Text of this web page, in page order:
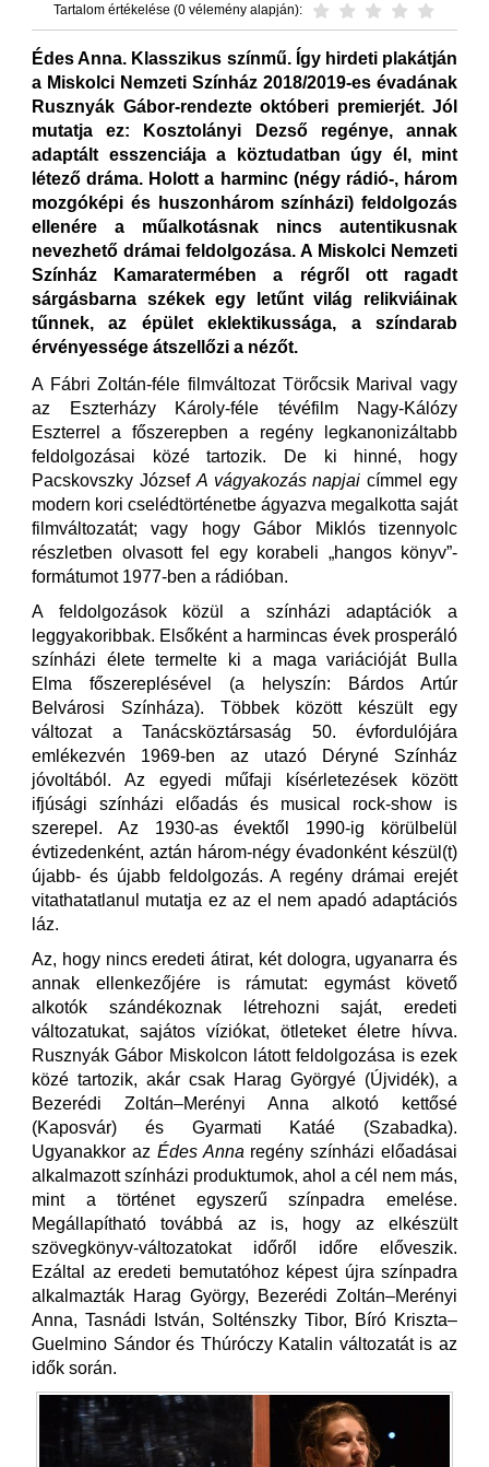
Tartalom értékelése (0 vélemény alapján):
Édes Anna. Klasszikus színmű. Így hirdeti plakátján
a Miskolci Nemzeti Színház 2018/2019-es évadának
Rusznyák Gábor-rendezte októberi premierjét. Jól
mutatja ez: Kosztolányi Dezső regénye, annak
adaptált esszenciája a köztudatban úgy él, mint
létező dráma. Holott a harminc (négy rádió-, három
mozgóképi és huszonhárom színházi) feldolgozás
ellenére a műalkotásnak nincs autentikusnak
nevezhető drámai feldolgozása. A Miskolci Nemzeti
Színház Kamaratermében a régről ott ragadt
sárgásbarna székek egy letűnt világ relikviáinak
tűnnek, az épület eklektikussága, a színdarab
érvényessége átszellőzi a nézőt.
A Fábri Zoltán-féle filmváltozat Törőcsik Marival vagy
az Eszterházy Károly-féle tévéfilm Nagy-Kálózy
Eszterrel a főszerepben a regény legkanonizáltabb
feldolgozásai közé tartozik. De ki hinné, hogy
Pacskovszky József A vágyakozás napjai címmel egy
modern kori cselédtörténetbe ágyazva megalkotta saját
filmváltozatát; vagy hogy Gábor Miklós tizennyolc
részletben olvasott fel egy korabeli „hangos könyv”-
formátumot 1977-ben a rádióban.
A feldolgozások közül a színházi adaptációk a
leggyakoribbak. Elsőként a harmincas évek prosperáló
színházi élete termelte ki a maga variációját Bulla
Elma főszereplésével (a helyszín: Bárdos Artúr
Belvárosi Színháza). Többek között készült egy
változat a Tanácsköztársaság 50. évfordulójára
emlékezvén 1969-ben az utazó Déryné Színház
jóvoltából. Az egyedi műfaji kísérletezések között
ifjúsági színházi előadás és musical rock-show is
szerepel. Az 1930-as évektől 1990-ig körülbelül
évtizedenként, aztán három-négy évadonként készül(t)
újabb- és újabb feldolgozás. A regény drámai erejét
vitathatatlanul mutatja ez az el nem apadó adaptációs
láz.
Az, hogy nincs eredeti átirat, két dologra, ugyanarra és
annak ellenkezőjére is rámutat: egymást követő
alkotók szándékoznak létrehozni saját, eredeti
változatukat, sajátos víziókat, ötleteket életre hívva.
Rusznyák Gábor Miskolcon látott feldolgozása is ezek
közé tartozik, akár csak Harag Györgyé (Újvidék), a
Bezerédi Zoltán–Merényi Anna alkotó kettősé
(Kaposvár) és Gyarmati Katáé (Szabadka).
Ugyanakkor az Édes Anna regény színházi előadásai
alkalmazott színházi produktumok, ahol a cél nem más,
mint a történet egyszerű színpadra emelése.
Megállapítható továbbá az is, hogy az elkészült
szövegkönyv-változatokat időről időre előveszik.
Ezáltal az eredeti bemutatóhoz képest újra színpadra
alkalmazták Harag György, Bezerédi Zoltán–Merényi
Anna, Tasnádi István, Solténszky Tibor, Bíró Kriszta–
Guelmino Sándor és Thúróczy Katalin változatát is az
idők során.